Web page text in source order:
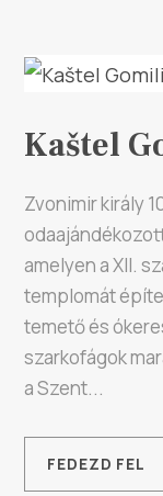
Kaštel
Zvonimir király
amelyen a XII.
templomát
temető és
szarkofágok
a Szent...
FEDEZD FEL